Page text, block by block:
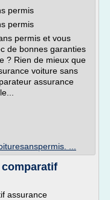
permis
permis
permis et vous
de bonnes garanties
? Rien de mieux que
voiture sans
assurance
...
assurance